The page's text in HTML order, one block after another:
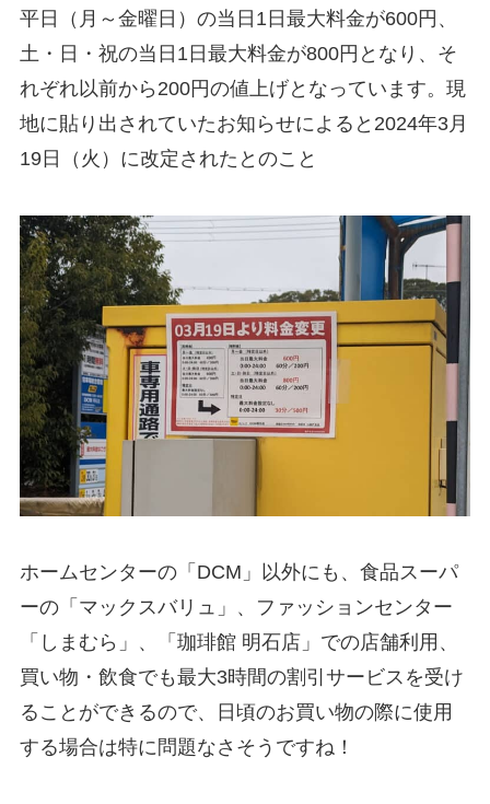
平日（月～金曜日）の当日1日最大料金が600円、
土・日・祝の当日1日最大料金が800円となり、そ
れぞれ以前から200円の値上げとなっています。現
地に貼り出されていたお知らせによると2024年3月
19日（火）に改定されたとのこと
ホームセンターの「DCM」以外にも、食品スーパ
ーの「マックスバリュ」、ファッションセンター
「しまむら」、「珈琲館 明石店」での店舗利用、
買い物・飲食でも最大3時間の割引サービスを受け
ることができるので、日頃のお買い物の際に使用
する場合は特に問題なさそうですね！